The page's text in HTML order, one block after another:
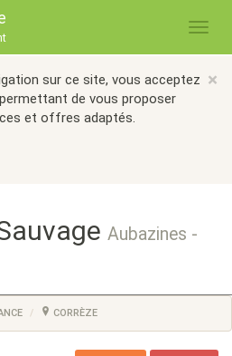
×
sur ce site, vous acceptez
de vous proposer
et offres adaptés.
Aubazines -
CORRÈZE